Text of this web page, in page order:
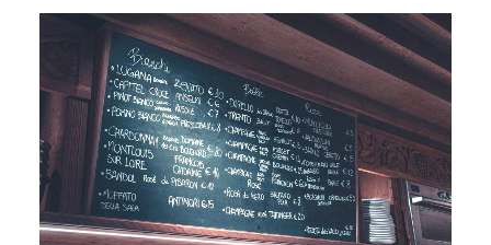
RICERCA